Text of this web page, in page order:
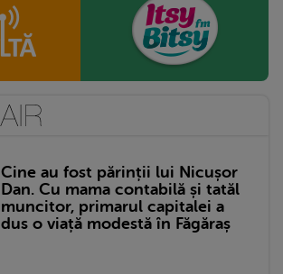
Cine au fost părinții lui Nicușor
Dan. Cu mama contabilă și tatăl
muncitor, primarul capitalei a
dus o viață modestă în Făgăraș